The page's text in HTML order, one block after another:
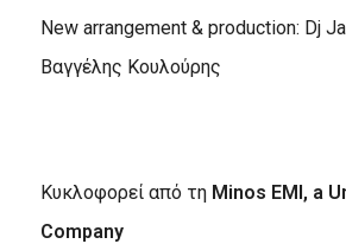
New arrangement & production: Dj
Βαγγέλης Κουλούρης
Κυκλοφορεί από τη Minos EMI, a
Company